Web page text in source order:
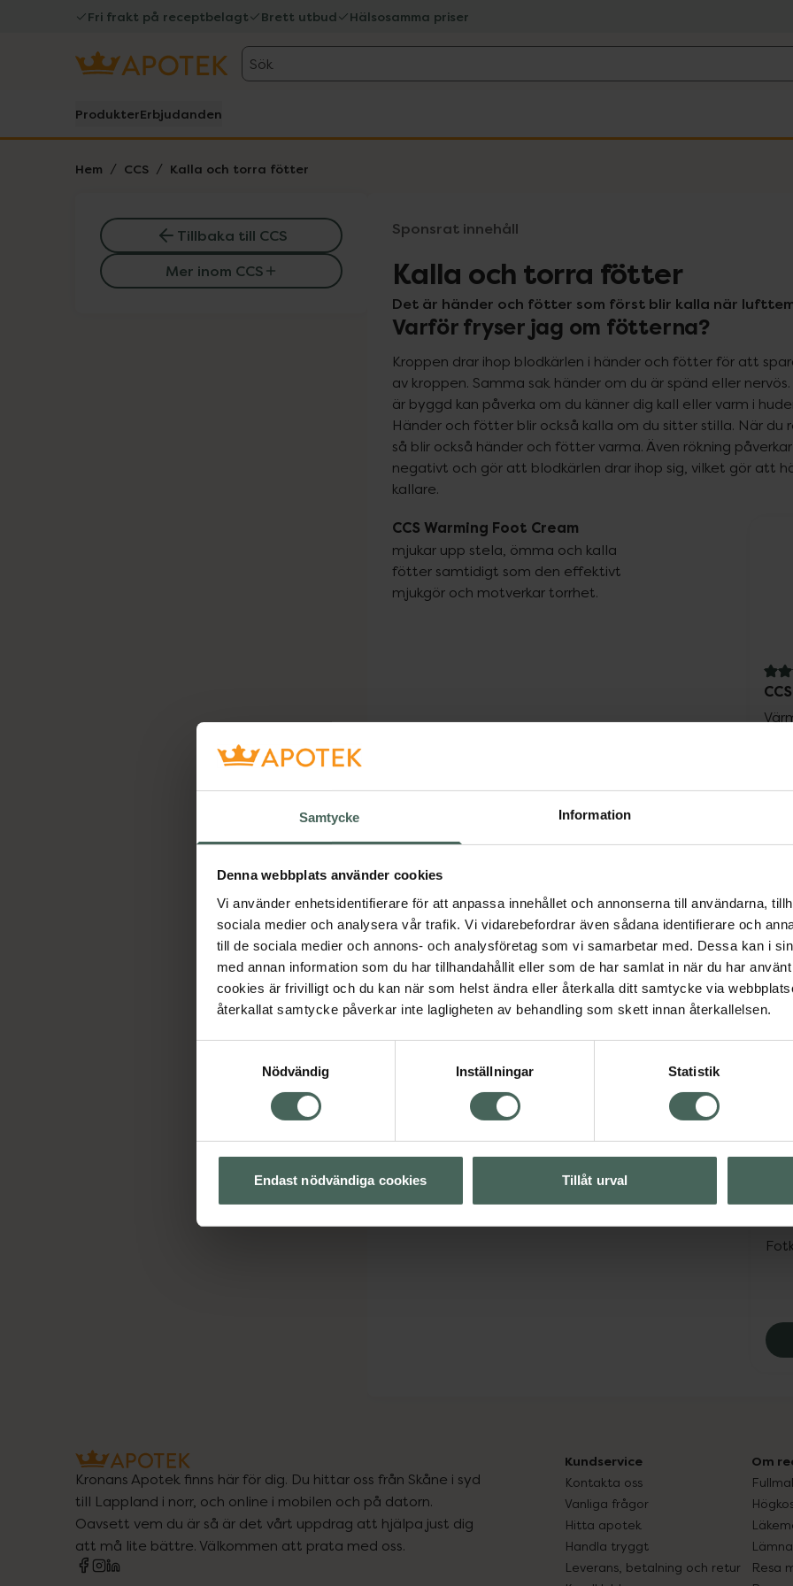
Samtycke Information
Denna webbplats använder cookies
Vi använder enhetsidentifierare för att anpassa innehållet och annonserna till användarna,
sociala medier och analysera vår trafik. Vi vidarebefordrar även sådana identifierare och
till de sociala medier och annons- och analysföretag som vi samarbetar med. Dessa kan i
med annan information som du har tillhandahållit eller som de har samlat in när du har
cookies är frivilligt och du kan när som helst ändra eller återkalla ditt samtycke via
återkallat samtycke påverkar inte lagligheten av behandling som skett innan återkallelsen.
Nödvändig
Inställningar Statistik
Endast nödvändiga cookies Tillåt urval
Fri frakt på receptbelagt Brett utbud Hälsosamma priser
Sök
ProdukterErbjudanden
Hem CCS Kalla och torra fötter
Tillbaka till CCS
Mer inom CCS
Sponsrat innehåll
Kalla och torra fötter
Det är händer och fötter som först blir kalla när
Varför fryser jag om fötterna?
Kroppen drar ihop blodkärlen i händer och fötter för att
av kroppen. Samma sak händer om du är spänd eller
är byggd kan påverka om du känner dig kall eller varm i
Händer och fötter blir också kalla om du sitter stilla. När du
så blir också händer och fötter varma. Även rökning
negativt och gör att blodkärlen drar ihop sig, vilket gör att
kallare.
CCS Warming Foot Cream
mjukar upp stela, ömma och kalla
fötter samtidigt som den effektivt
mjukgör och motverkar torrhet.
4.3
Fotkrämen passar även utmärkt för en stimulerande och
inspirerad doft av lavendel, enbär och frisk citrus. För
efter duschen på handdukstorra fötter. Om huden är lite
Om dina fötter är mycket torra och har förtjockad hud så
effekt av de värmande egenskaperna. Då kan du ändå
mjukgörande och återfuktande egenskaperna.
eller förtjockad hud, testa__ CCS
cracked heel repair __för att få
mer effekt på den förtjockade
huden tack vare produktens
exfolierande egenskaper.
4.6
Kronans Apotek finns här för dig. Du hittar oss från Skåne i syd
till Lappland i norr, och online i mobilen och på datorn.
Oavsett vem du är så är det vårt uppdrag att hjälpa just dig
att må lite bättre. Välkommen att prata med oss.
Kundservice
Kontakta oss
Vanliga frågor
Hitta apotek
Handla tryggt
Leverans, betalning och retur
Om
Resa